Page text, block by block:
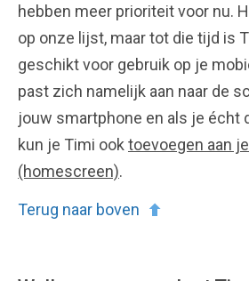
hebben meer prioriteit voor nu.
op onze lijst, maar tot die tijd is
geschikt voor gebruik op je
past zich namelijk aan naar de
jouw smartphone en als je écht
kun je Timi ook toevoegen aan
(homescreen).
Terug naar boven